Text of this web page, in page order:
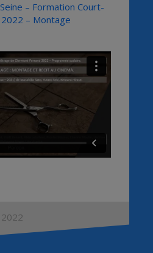
– Formation Court-
– Montage